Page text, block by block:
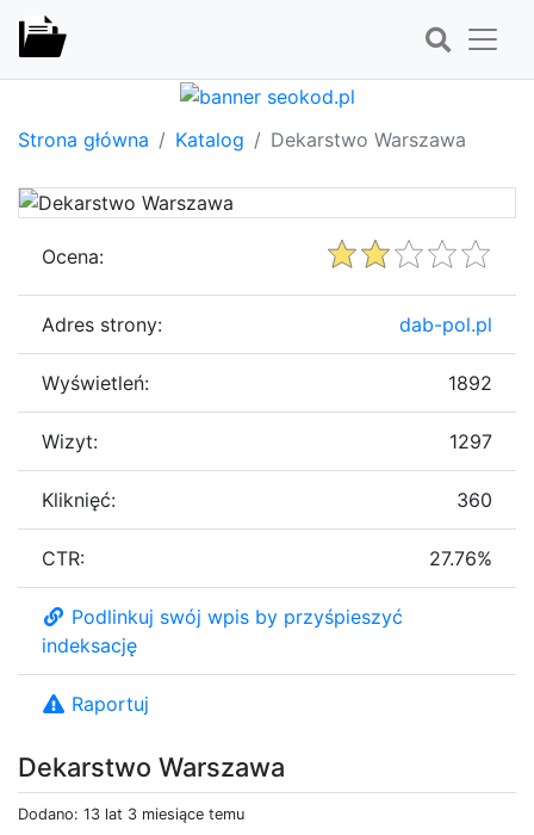
Strona główna Katalog Dekarstwo Warszawa
Dekarstwo Warszawa
Dodano: 13 lat 3 miesiące temu
Ocena:
Adres strony: dab-pol.pl
Wyświetleń: 1892
Wizyt: 1297
Kliknięć: 360
CTR: 27.76%
Podlinkuj swój wpis by przyśpieszyć
indeksację
Raportuj